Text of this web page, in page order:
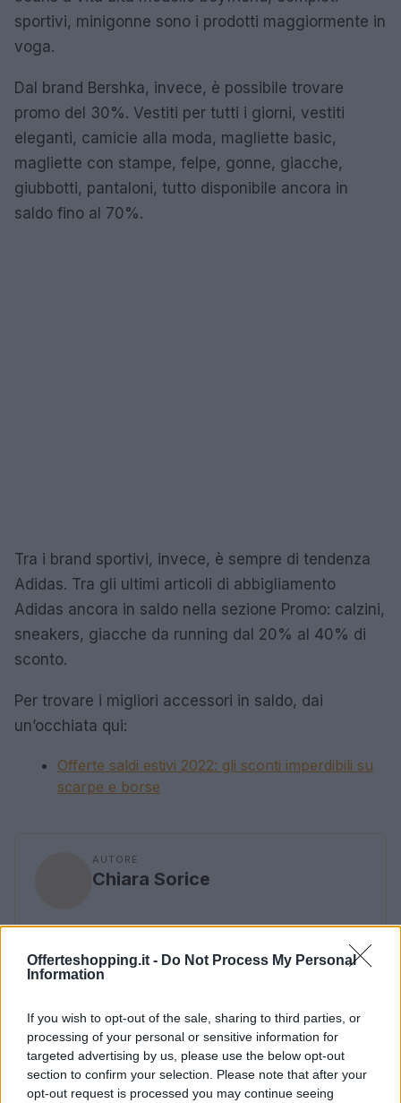
Offerteshopping.it - Do Not Process My Personal
Information
If you wish to opt-out of the sale, sharing to third parties, or
processing of your personal or sensitive information for
targeted advertising by us, please use the below opt-out
section to confirm your selection. Please note that after your
opt-out request is processed you may continue seeing
sportivi, minigonne sono i prodotti maggiormente in
voga.
Dal brand Bershka, invece, è possibile trovare
promo del 30%. Vestiti per tutti i giorni, vestiti
eleganti, camicie alla moda, magliette basic,
magliette con stampe, felpe, gonne, giacche,
giubbotti, pantaloni, tutto disponibile ancora in
saldo fino al 70%.
Tra i brand sportivi, invece, è sempre di tendenza
Adidas. Tra gli ultimi articoli di abbigliamento
Adidas ancora in saldo nella sezione Promo: calzini,
sneakers, giacche da running dal 20% al 40% di
sconto.
Per trovare i migliori accessori in saldo, dai
un’occhiata qui:
Offerte saldi estivi 2022: gli sconti imperdibili su
scarpe e borse
AUTORE
Chiara Sorice